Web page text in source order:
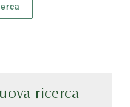
ricerca